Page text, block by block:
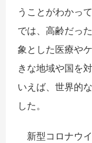
うことがわかっ
では、高齢だっ
象とした医療や
きな地域や国を
いえば、世界的
した。
新型コロナウ